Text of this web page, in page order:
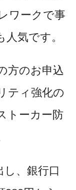
ワークで事
気です。
方のお申込
ティ強化の
トーカー防
、銀行口